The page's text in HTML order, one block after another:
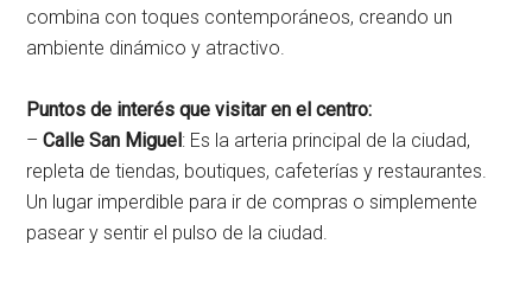
combina con toques contemporáneos, creando un
ambiente dinámico y atractivo.
Puntos de interés que visitar en el centro:
–Calle San Miguel: Es la arteria principal de la ciudad,
repleta de tiendas, boutiques, cafeterías y restaurantes.
Un lugar imperdible para ir de compras o simplemente
pasear y sentir el pulso de la ciudad.